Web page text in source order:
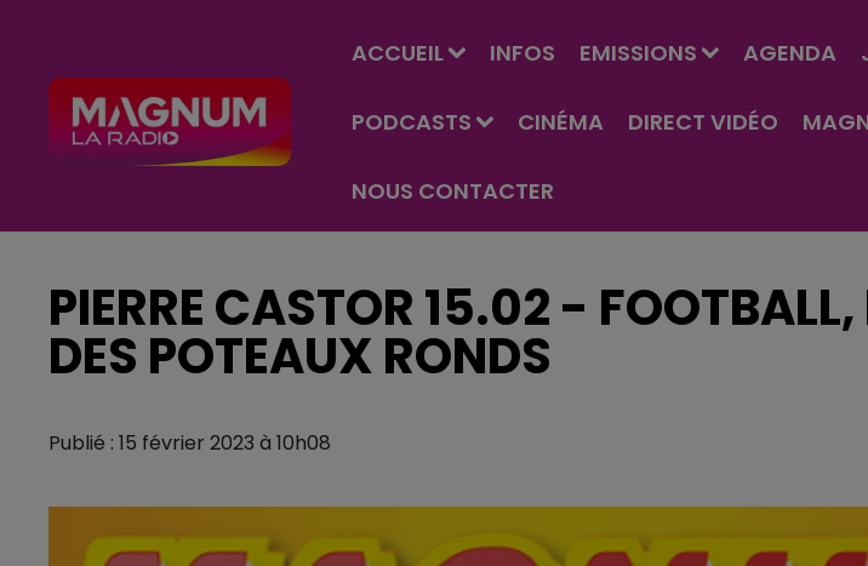
ACCUEIL INFOS EMISSIONS AGENDA
PODCASTS CINÉMA DIRECT VIDÉO
NOUS CONTACTER
PIERRE CASTOR 15.02 - FOOTBALL,
DES POTEAUX RONDS
Publié : 15 février 2023 à 10h08